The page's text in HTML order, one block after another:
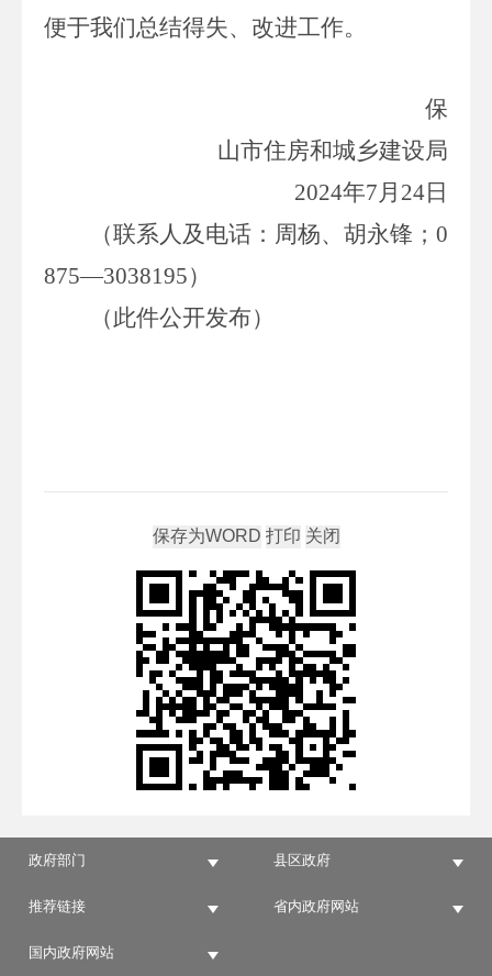
便于我们总结得失、改进工作。
保
山市住房和城乡建设局
2024年7月 24日
（联系人及电话：周杨、胡永锋； 0
875—3038195）
（此件公开发布）
政府部门 县区政府
推荐链接 省内政府网站
国内政府网站